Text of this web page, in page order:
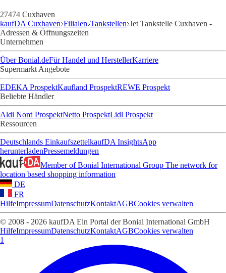
27474 Cuxhaven
kaufDA Cuxhaven Filialen Tankstellen Jet Tankstelle Cuxhaven -
Adressen & Öffnungszeiten
Unternehmen
Über Bonial.deFür Handel und HerstellerKarriere
Supermarkt Angebote
EDEKA ProspektKaufland ProspektREWE Prospekt
Beliebte Händler
Aldi Nord ProspektNetto ProspektLidl Prospekt
Ressourcen
Deutschlands EinkaufszettelkaufDA InsightsApp
herunterladenPressemeldungen
Member of Bonial International Group The network for
location based shopping information
DE
FR
HilfeImpressumDatenschutzKontaktAGBCookies verwalten
© 2008 - 2026 kaufDA Ein Portal der Bonial International GmbH
HilfeImpressumDatenschutzKontaktAGBCookies verwalten
1